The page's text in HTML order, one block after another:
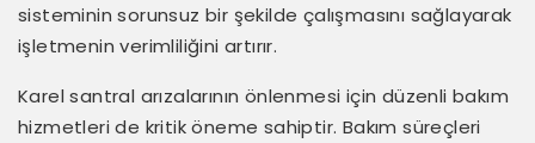
sisteminin sorunsuz bir şekilde çalışmasını sağlayarak
işletmenin verimliliğini artırır.
Karel santral arızalarının önlenmesi için düzenli bakım
hizmetleri de kritik öneme sahiptir. Bakım süreçleri